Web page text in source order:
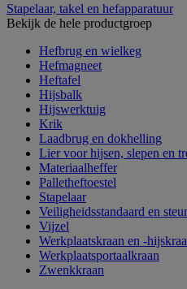
Stapelaar, takel en hefapparatuur
Bekijk de hele productgroep
Hefbrug en wielkeg
Hefmagneet
Heftafel
Hijsbalk
Hijswerktuig
Krik
Laadbrug en dokhelling
Lier voor hijsen, slepen en
Materiaalheffer
Palletheftoestel
Stapelaar
Veiligheidsstandaard en
Vijzel
Werkplaatskraan en -
Werkplaatsportaalkraan
Zwenkkraan